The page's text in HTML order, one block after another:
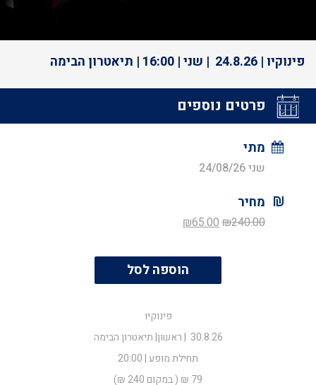
פינוקיו | 24.8.26 | שני | 16:00 | תיאטרון הבימה
פרטים נוספים
מתי
שני 24/08/26
מחיר
₪240.00
המחיר
היה:
₪240.00.
₪65.00
הוא:
₪65.00.
הוספה לסל
פינוקיו
30.8.26 | ראשון| תיאטרון הבימה
תחילת מופע | 20:00
79 ₪ ( במקום 240 ₪)